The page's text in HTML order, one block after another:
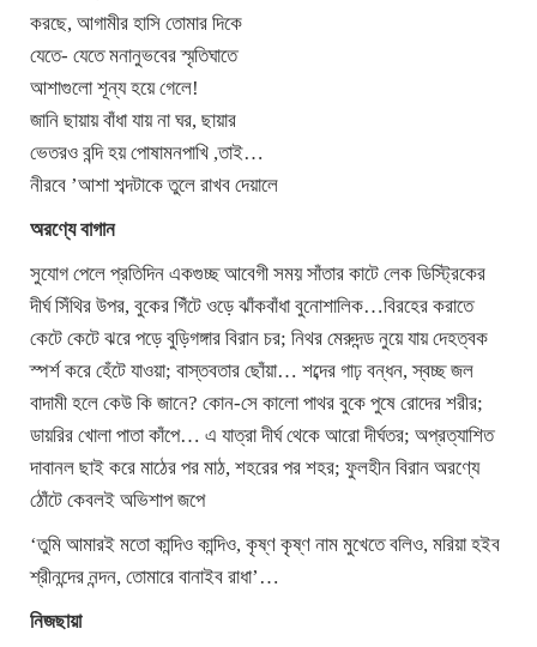
করছে, আগামীর হাসি তোমার দিকে
যেতে- যেতে মনানুভবের স্মৃতিঘাতে
আশাগুলো শূন্য হয়ে গেলে!
জানি ছায়ায় বাঁধা যায় না ঘর, ছায়ার
ভেতরও বন্দি হয় পোষামনপাখি ,তাই…
নীরবে ’আশা শব্দটাকে তুলে রাখব দেয়ালে
অরণ্যে বাগান
সুযোগ পেলে প্রতিদিন একগুচ্ছ আবেগী সময় সাঁতার কাটে লেক ডিস্ট্রিকের
দীর্ঘ সিঁথির উপর, বুকের গিঁটে ওড়ে ঝাঁকবাঁধা বুনোশালিক…বিরহের করাতে
কেটে কেটে ঝরে পড়ে বুড়িগঙ্গার বিরান চর; নিথর মেরুদন্ড নুয়ে যায় দেহত্বক
স্পর্শ করে হেঁটে যাওয়া; বাস্তবতার ছোঁয়া… শব্দের গাঢ় বন্ধন, স্বচ্ছ জল
বাদামী হলে কেউ কি জানে? কোন-সে কালো পাথর বুকে পুষে রোদের শরীর;
ডায়রির খোলা পাতা কাঁপে… এ যাত্রা দীর্ঘ থেকে আরো দীর্ঘতর; অপ্রত্যাশিত
দাবানল ছাই করে মাঠের পর মাঠ, শহরের পর শহর; ফুলহীন বিরান অরণ্যে
ঠোঁটে কেবলই অভিশাপ জপে
‘তুমি আমারই মতো কান্দিও কান্দিও, কৃষ্ণ কৃষ্ণ নাম মুখেতে বলিও, মরিয়া হইব
শ্রীনন্দের নন্দন, তোমারে বানাইব রাধা’…
নিজছায়া